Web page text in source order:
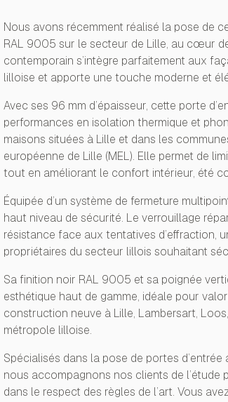
Nous avons récemment réalisé la pose de
RAL 9005 sur le secteur de Lille, au cœur
contemporain s’intègre parfaitement aux
lilloise et apporte une touche moderne et
Avec ses 96 mm d’épaisseur, cette porte
performances en isolation thermique et
maisons situées à Lille et dans les
européenne de Lille (MEL). Elle permet de
tout en améliorant le confort intérieur, été
Équipée d’un système de fermeture
haut niveau de sécurité. Le verrouillage
résistance face aux tentatives d’effraction,
propriétaires du secteur lillois souhaitant
Sa finition noir RAL 9005 et sa poignée
esthétique haut de gamme, idéale pour
construction neuve à Lille, Lambersart,
métropole lilloise.
Spécialisés dans la pose de portes
nous accompagnons nos clients de l’étude
dans le respect des règles de l’art. Vous